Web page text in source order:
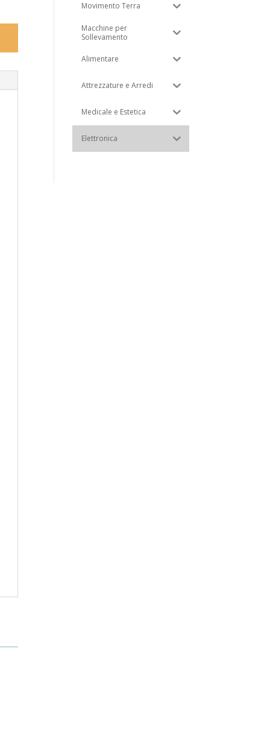
Movimento Terra
Macchine per
Sollevamento
Alimentare
Attrezzature e Arredi
Medicale e Estetica
Elettronica